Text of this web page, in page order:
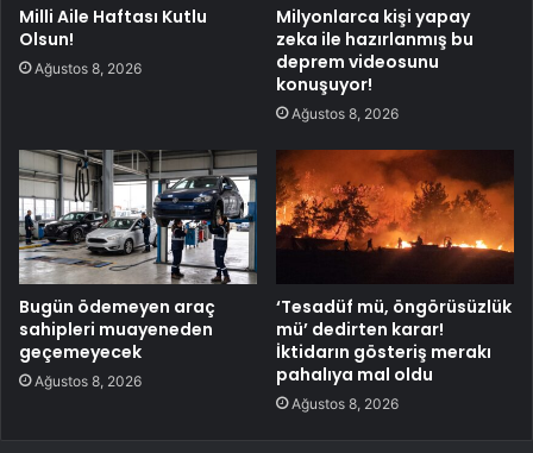
Milli Aile Haftası Kutlu
Olsun!
Ağustos 8, 2026
Milyonlarca kişi yapay
zeka ile hazırlanmış bu
deprem videosunu
konuşuyor!
Ağustos 8, 2026
Bugün ödemeyen araç
sahipleri muayeneden
geçemeyecek
Ağustos 8, 2026
‘Tesadüf mü, öngörüsüzlük
mü’ dedirten karar!
İktidarın gösteriş merakı
pahalıya mal oldu
Ağustos 8, 2026